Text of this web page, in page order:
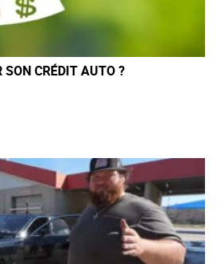
SON CRÉDIT AUTO ?